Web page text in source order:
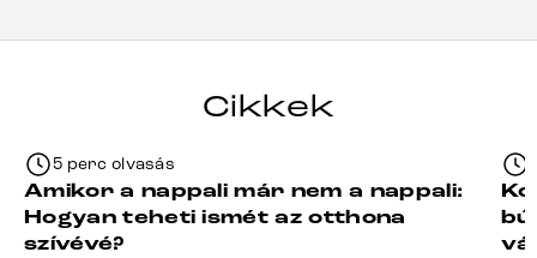
Cikkek
5 perc olvasás
Amikor a nappali már nem a nappali:
Hogyan teheti ismét az otthona
szívévé?